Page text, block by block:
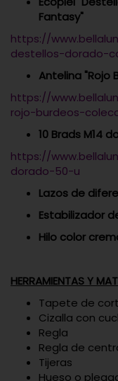
Fantasy"
https://
destellos-dorado-
Antelina "Rojo
https://
rojo-burdeos-
10 Brads M14
https://
dorado-50-u
Lazos de
Estabilizador
Hilo color
HERRAMIENTAS Y
Tapete de
Cizalla con
Regla
Regla de
Tijeras
Hueso o